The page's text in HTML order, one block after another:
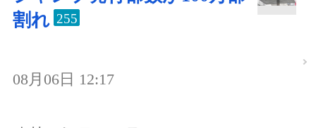
割れ 255
08月06日 12:17